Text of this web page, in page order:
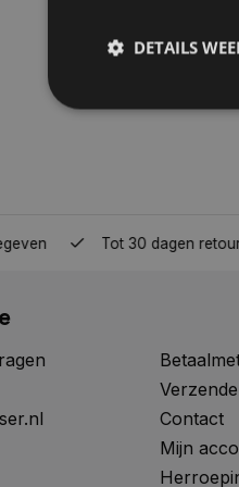
Tot 30 dagen retour sturen.
Contact
Mijn
DETAILS
Naam
__cf_bm